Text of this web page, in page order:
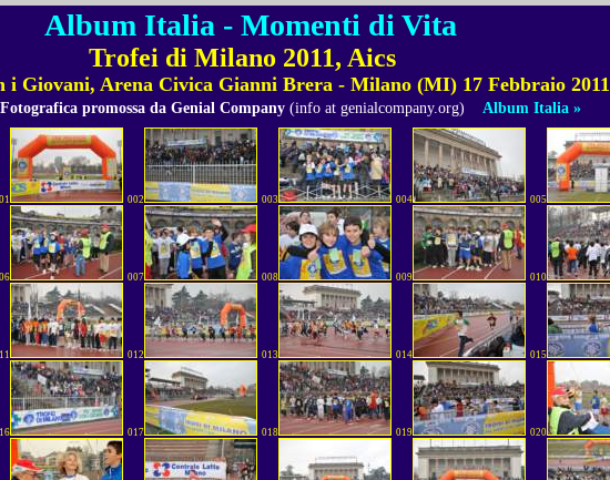
Album Italia - Momenti di Vita
Trofei di Milano 2011, Aics
i Giovani, Arena Civica Gianni Brera - Milano (MI) 17 Febbraio 2011
Fotografica promossa da Genial Company(info at genialcompany.org) Album Italia »
002 003 004 005
007 008 009 010
012 013 014 015
017 018 019 020